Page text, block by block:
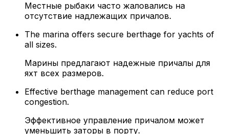
Местные рыбаки часто жаловались на
отсутствие надлежащих причалов.
The marina offers secure berthage for yachts of
all sizes.
Марины предлагают надежные причалы для
яхт всех размеров.
Effective berthage management can reduce port
congestion.
Эффективное управление причалом может
уменьшить заторы в порту.